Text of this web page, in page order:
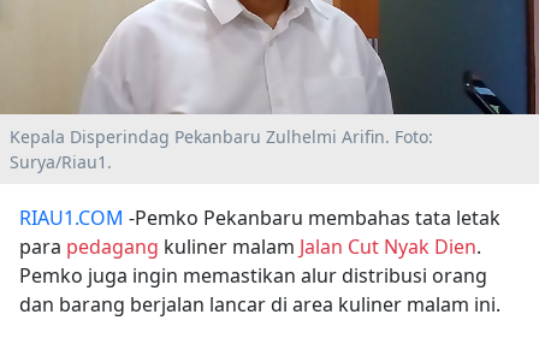
Kepala Disperindag Pekanbaru Zulhelmi Arifin. Foto:
Surya/Riau1.
RIAU1.COM -Pemko Pekanbaru membahas tata letak
para pedagang kuliner malam Jalan Cut Nyak Dien.
Pemko juga ingin memastikan alur distribusi orang
dan barang berjalan lancar di area kuliner malam ini.